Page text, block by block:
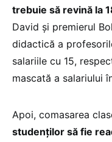
trebuie să revină la
David și premierul
didactică a
salariile cu 15,
mascată a salariului
Apoi, comasarea
studenților să fie